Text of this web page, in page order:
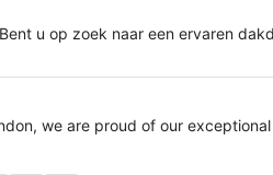
u op zoek naar een ervaren
we are proud of our